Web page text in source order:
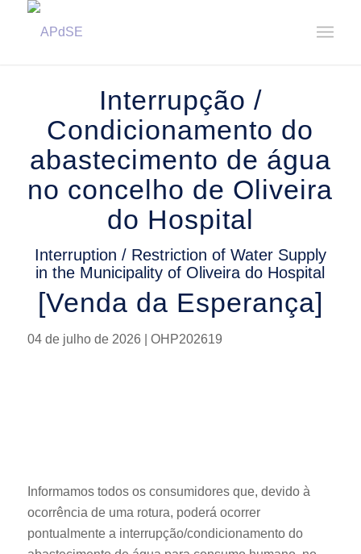
Interrupção / Condicionamento do abastecimento de água no concelho de
Interrupção /
Condicionamento do
abastecimento de água
no concelho de Oliveira
do Hospital
Interruption / Restriction of Water Supply
in the Municipality of Oliveira do Hospital
[Venda da Esperança]
04 de julho de 2026 | OHP202619
Informamos todos os consumidores que, devido à
ocorrência de uma rotura, poderá ocorrer
pontualmente a interrupção/condicionamento do